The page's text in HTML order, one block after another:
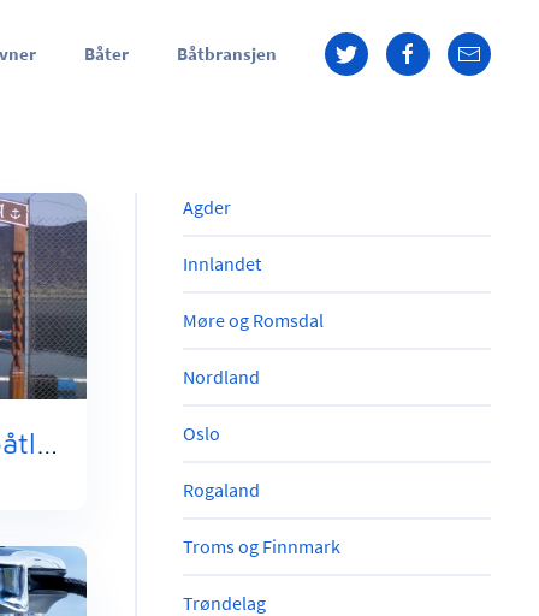
Båter Båtbransjen
Rovde Havn Småbåtlag
Agder
Innlandet
Møre og Romsdal
Nordland
Oslo
Rogaland
Troms og Finnmark
Trøndelag